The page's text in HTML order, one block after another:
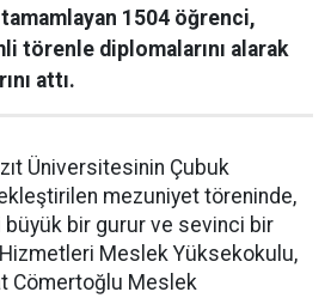
tamamlayan 1504 öğrenci,
törenle diplomalarını alarak
attı.
Üniversitesinin Çubuk
mezuniyet töreninde,
bir gurur ve sevinci bir
Hizmetleri Meslek Yüksekokulu,
Cömertoğlu Meslek